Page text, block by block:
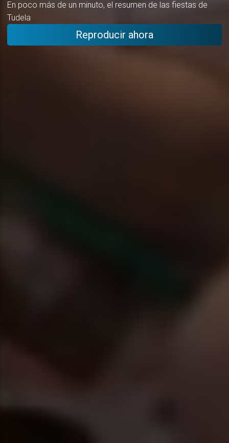
En poco más de un minuto, el resumen de las fiestas de
Tudela
Reproducir ahora